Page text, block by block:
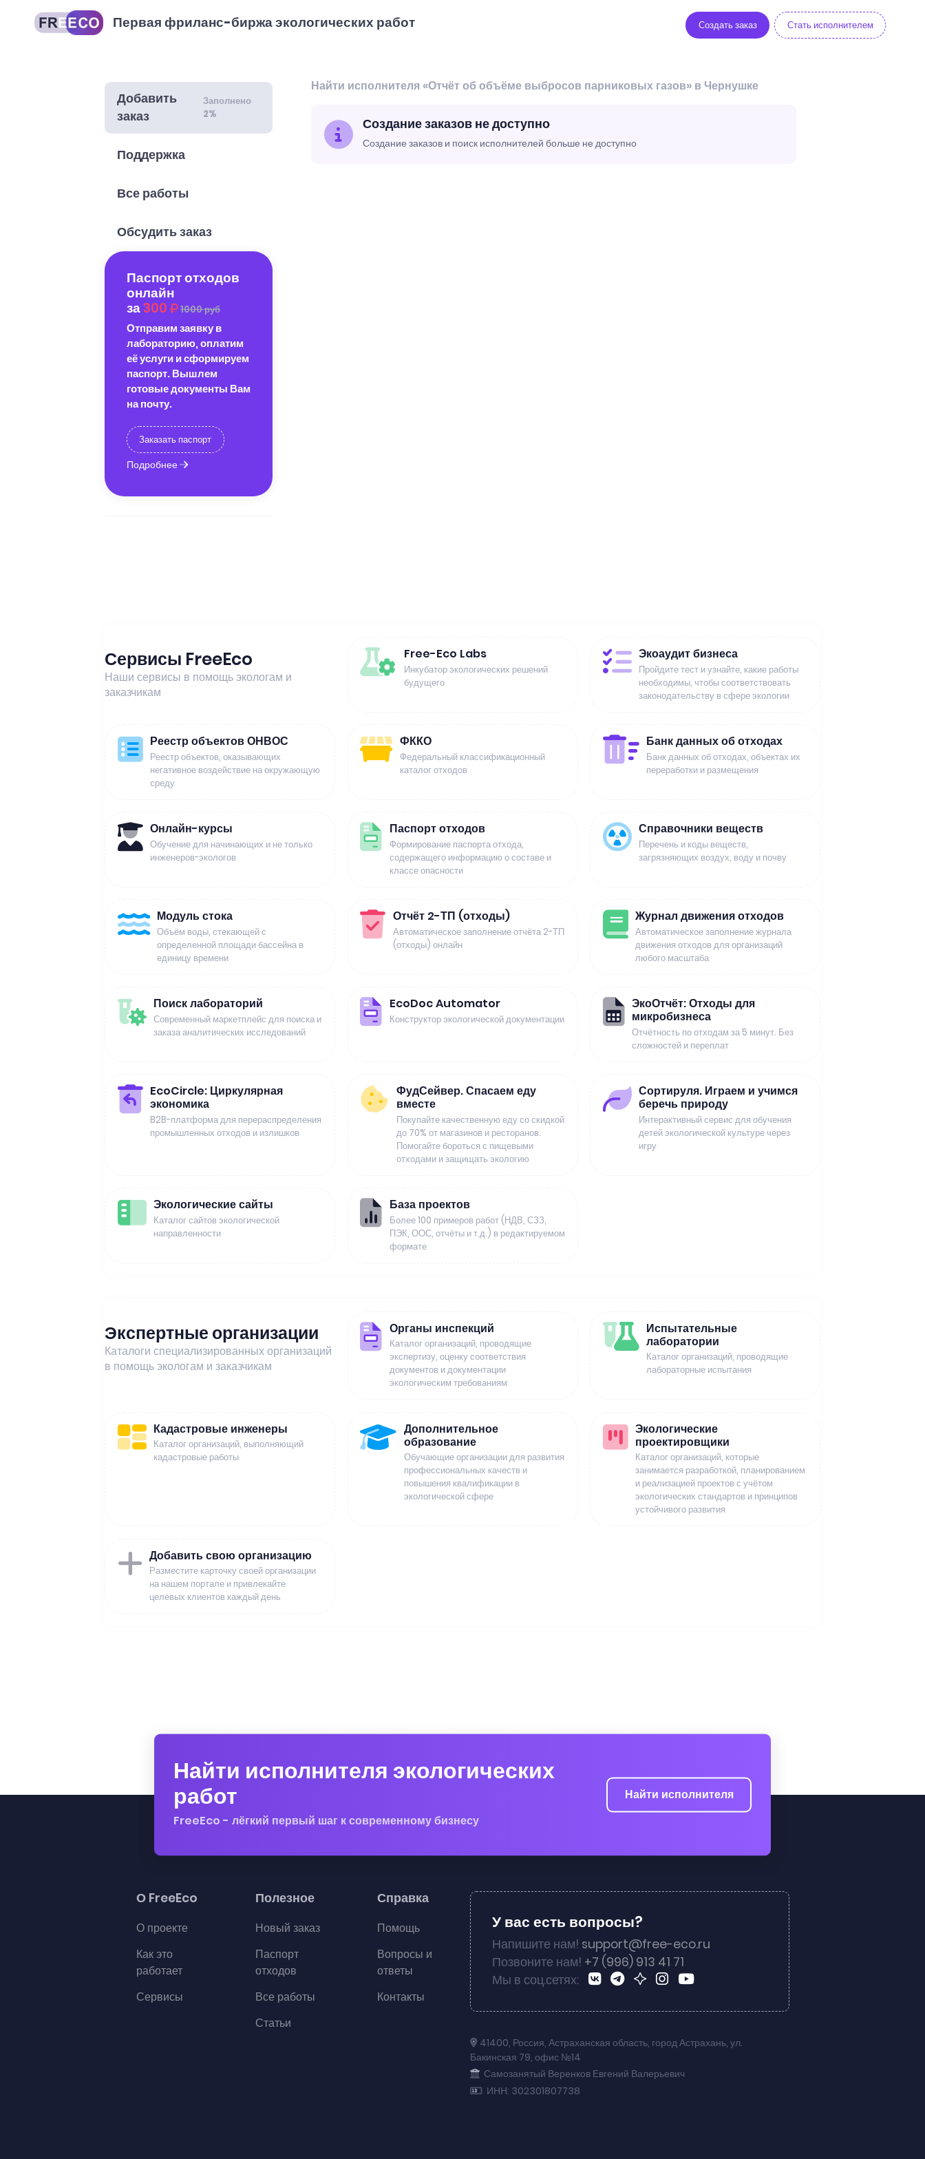
Первая фриланс-биржа экологических работ Создать заказ Стать исполнителем
Добавить
заказ
Заполнено
2%
Поддержка
Все работы
Обсудить заказ
Паспорт отходов
онлайн
за300 1000 руб
Отправим заявку в
лабораторию, оплатим
её услуги и сформируем
паспорт. Вышлем
готовые документы Вам
на почту.
Заказать паспорт
Подробнее
Найти исполнителя «Отчёт об объёме выбросов парниковых газов» в Чернушке
Создание заказов не доступно
Создание заказов и поиск исполнителей больше не доступно
Сервисы FreeEco
Наши сервисы в помощь экологам и
заказчикам
Free-Eco Labs
Инкубатор экологических решений
будущего
Экоаудит бизнеса
Пройдите тест и узнайте, какие работы
необходимы, чтобы соответствовать
законодательству в сфере экологии
Реестр объектов ОНВОС
Реестр объектов, оказывающих
негативное воздействие на окружающую
среду
ФККО
Федеральный классификационный
каталог отходов
Банк данных об отходах
Банк данных об отходах, объектах их
переработки и размещения
Онлайн-курсы
Обучение для начинающих и не только
инженеров-экологов
Паспорт отходов
Формирование паспорта отхода,
содержащего информацию о составе и
классе опасности
Справочники веществ
Перечень и коды веществ,
загрязняющих воздух, воду и почву
Модуль стока
Объём воды, стекающей с
определенной площади бассейна в
единицу времени
Отчёт 2-ТП (отходы)
Автоматическое заполнение отчёта 2-ТП
(отходы) онлайн
Журнал движения отходов
Автоматическое заполнение журнала
движения отходов для организаций
любого масштаба
Поиск лабораторий
Современный маркетплейс для поиска и
заказа аналитических исследований
EcoDoc Automator
Конструктор экологической документации
ЭкоОтчёт: Отходы для
микробизнеса
Отчётность по отходам за 5 минут. Без
сложностей и переплат
EcoCircle: Циркулярная
экономика
B2B-платформа для перераспределения
промышленных отходов и излишков
ФудСейвер. Спасаем еду
вместе
Покупайте качественную еду со скидкой
до 70% от магазинов и ресторанов.
Помогайте бороться с пищевыми
отходами и защищать экологию
Сортируля. Играем и учимся
беречь природу
Интерактивный сервис для обучения
детей экологической культуре через
игру
Экологические сайты
Каталог сайтов экологической
направленности
База проектов
Более 100 примеров работ (НДВ, СЗЗ,
ПЭК, ООС, отчёты и т.д.) в редактируемом
формате
Экспертные организации
Каталоги специализированных организаций
в помощь экологам и заказчикам
Органы инспекций
Каталог организаций, проводящие
экспертизу, оценку соответствия
документов и документации
экологическим требованиям
Испытательные
лаборатории
Каталог организаций, проводящие
лабораторные испытания
Кадастровые инженеры
Каталог организаций, выполняющий
кадастровые работы
Дополнительное
образование
Обучающие организации для развития
профессиональных качеств и
повышения квалификации в
экологической сфере
Экологические
проектировщики
Каталог организаций, которые
занимается разработкой, планированием
и реализацией проектов с учётом
экологических стандартов и принципов
устойчивого развития
Добавить свою организацию
Разместите карточку своей организации
на нашем портале и привлекайте
целевых клиентов каждый день
Найти исполнителя экологических
работ
FreeEco - лёгкий первый шаг к современному бизнесу
Найти исполнителя
О FreeEco
О проекте
Как это
работает
Сервисы
Полезное
Новый заказ
Паспорт
отходов
Все работы
Статьи
Справка
Помощь
Вопросы и
ответы
Контакты
У вас есть вопросы?
Напишите нам! support@free-eco.ru
Позвоните нам! +7 (996) 913 41 71
Мы в соц.сетях:
41400, Россия, Астраханская область, город Астрахань, ул.
Бакинская 79, офис №14
Самозанятый Веренков Евгений Валерьевич
ИНН: 302301807738